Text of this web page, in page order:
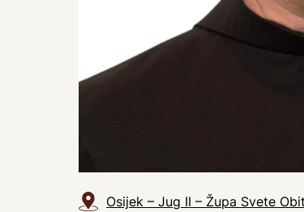
Osijek – Jug II – Župa Svete